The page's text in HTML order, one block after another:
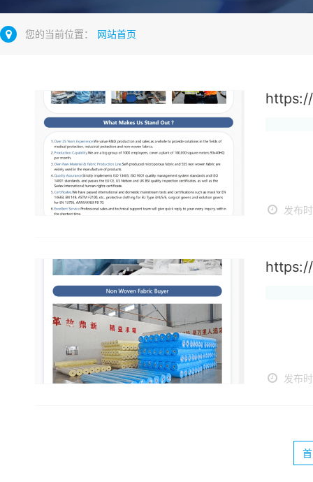
您的当前位置： 网站首页
发布
发布